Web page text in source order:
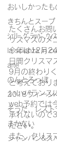
おいしかったも
きちんとスープ
ｼｪﾘｰ,ｸﾞﾗｯﾊﾟ,ｳｨ
la scienza in
arte
のんとろっぽ
2018ウィーン
そうだ、レス
まかない
シャンパン&ス
たくさんお問
リスマスのメ
今年は12月
日間クリスマ
9月の終わり
と考えており
いいバランス
web予約では
承れないので
ださい。
また、クリス